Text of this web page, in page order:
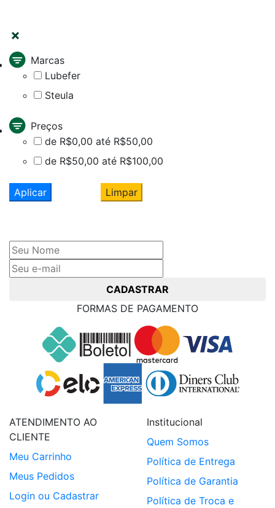
Marcas
Lubefer
Steula
Preços
de R$0,00 até R$50,00
de R$50,00 até R$100,00
Aplicar Limpar
CADASTRAR
FORMAS DE PAGAMENTO
ATENDIMENTO AO
CLIENTE
Meu Carrinho
Meus Pedidos
Login ou Cadastrar
Institucional
Quem Somos
Política de Entrega
Política de Garantia
Política de Troca e